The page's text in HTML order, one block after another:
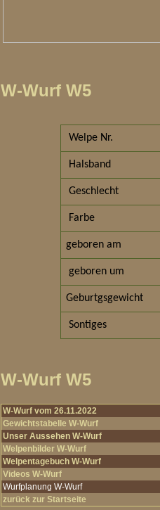
W-Wurf W5
Welpe Nr.
Halsband
Geschlecht
Farbe
geboren am
geboren um
Geburtgsgewicht
Sontiges
W-Wurf W5
W-Wurf vom 26.11.2022
Gewichtstabelle W-Wurf
Unser Aussehen W-Wurf
Welpenbilder W-Wurf
Welpentagebuch W-Wurf
Videos W-Wurf
Wurfplanung W-Wurf
zurück zur Startseite